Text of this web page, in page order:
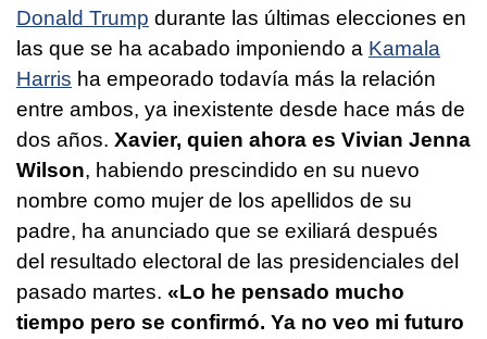
Donald Trump durante las últimas elecciones en
las que se ha acabado imponiendo a Kamala
Harris ha empeorado todavía más la relación
entre ambos, ya inexistente desde hace más de
dos años. Xavier, quien ahora es Vivian Jenna
Wilson, habiendo prescindido en su nuevo
nombre como mujer de los apellidos de su
padre, ha anunciado que se exiliará después
del resultado electoral de las presidenciales del
pasado martes. «Lo he pensado mucho
tiempo pero se confirmó. Ya no veo mi futuro